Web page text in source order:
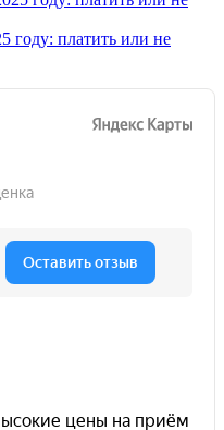
году: платить или не